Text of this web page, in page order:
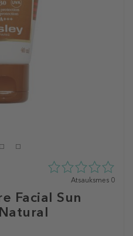
Facial Sun
0
no
Atsauksmes 0